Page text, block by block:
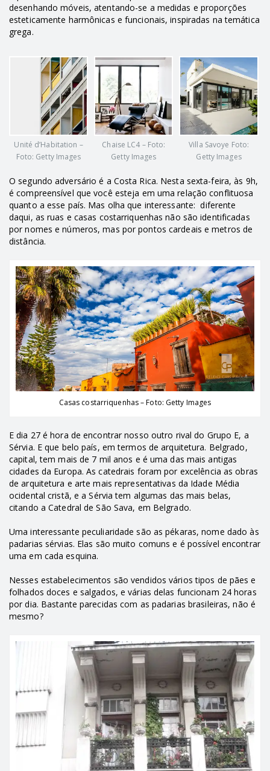
desenhando móveis, atentando-se a medidas e proporções
esteticamente harmônicas e funcionais, inspiradas na temática
grega.
Unité d’Habitation –
Foto: Getty Images
Chaise LC4 – Foto:
Getty Images
Villa Savoye Foto:
Getty Images
O segundo adversário é a Costa Rica. Nesta sexta-feira, às 9h,
é compreensível que você esteja em uma relação conflituosa
quanto a esse país. Mas olha que interessante: diferente
daqui, as ruas e casas costarriquenhas não são identificadas
por nomes e números, mas por pontos cardeais e metros de
distância.
Casas costarriquenhas – Foto: Getty Images
E dia 27 é hora de encontrar nosso outro rival do Grupo E, a
Sérvia. E que belo país, em termos de arquitetura. Belgrado,
capital, tem mais de 7 mil anos e é uma das mais antigas
cidades da Europa.As catedrais foram por excelência as obras
de arquitetura e arte mais representativas da Idade Média
ocidental cristã, e a Sérvia tem algumas das mais belas,
citando a Catedral de São Sava, em Belgrado.
Uma interessante peculiaridade são as pékaras, nome dado às
padarias sérvias. Elas são muito comuns e é possível encontrar
uma em cada esquina.
Nesses estabelecimentos são vendidos vários tipos de pães e
folhados doces e salgados, e várias delas funcionam 24 horas
por dia. Bastante parecidas com as padarias brasileiras, não é
mesmo?